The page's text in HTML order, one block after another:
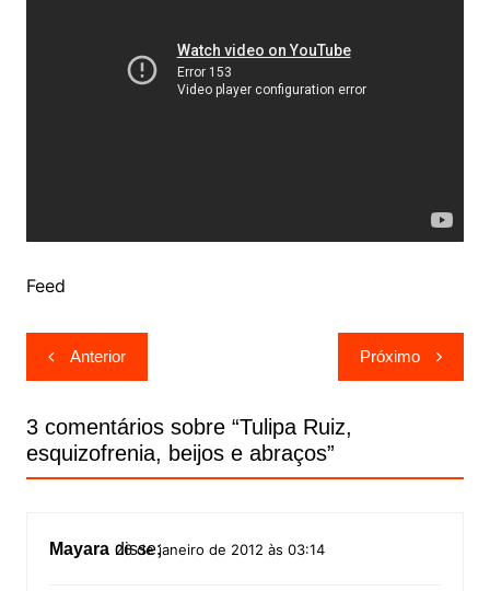
Feed
Navegação
de
Post
Anterior Próximo
3 comentários sobre “Tulipa Ruiz,
esquizofrenia, beijos e abraços”
Mayara disse:
26 de janeiro de 2012 às 03:14